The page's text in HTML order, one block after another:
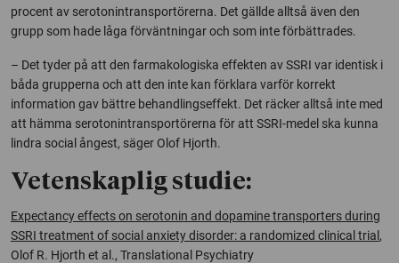
procent av serotonintransportörerna. Det gällde alltså även den
grupp som hade låga förväntningar och som inte förbättrades.
– Det tyder på att den farmakologiska effekten av SSRI var identisk i
båda grupperna och att den inte kan förklara varför korrekt
information gav bättre behandlingseffekt. Det räcker alltså inte med
att hämma serotonintransportörerna för att SSRI-medel ska kunna
lindra social ångest, säger Olof Hjorth.
Vetenskaplig studie:
Expectancy effects on serotonin and dopamine transporters during
SSRI treatment of social anxiety disorder: a randomized clinical trial ,
Olof R. Hjorth et al., Translational Psychiatry